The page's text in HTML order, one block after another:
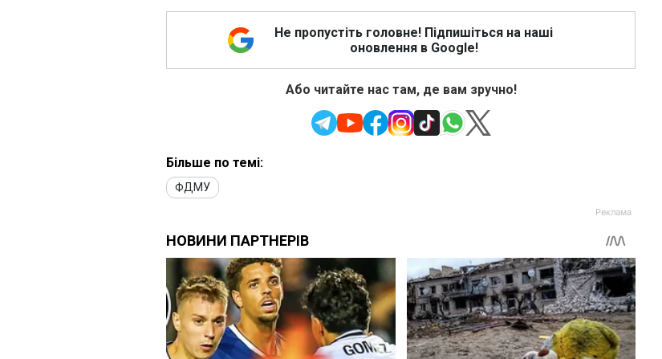
Не пропустіть головне! Підпишіться на наші
оновлення в Google!
Або читайте нас там, де вам зручно!
Більше по темі:
ФДМУ